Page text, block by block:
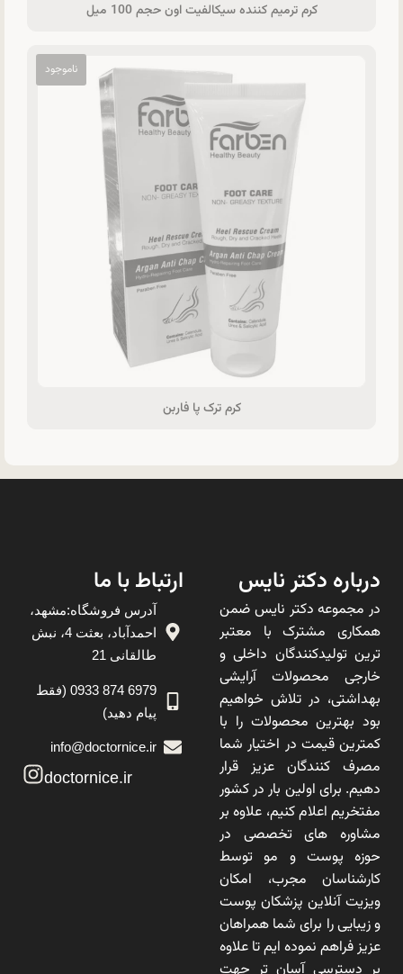
کرم ترمیم کننده سیکالفیت اون حجم 100 میل
کرم ترک پا فاربن
درباره دکتر نایس
در مجموعه دکتر نایس ضمن
همکاری مشترک با معتبر
ترین تولیدکنندگان داخلی و
خارجی محصولات آرایشی
بهداشتی، در تلاش خواهیم
بود بهترین محصولات را با
کمترین قیمت در اختیار شما
مصرف کنندگان عزیز قرار
دهیم. برای اولین بار در کشور
مفتخریم اعلام کنیم، علاوه بر
مشاوره های تخصصی در
حوزه پوست و مو توسط
کارشناسان مجرب، امکان
ویزیت آنلاین پزشکان پوست
و زیبایی را برای شما همراهان
عزیز فراهم نموده ایم تا علاوه
ارتباط با ما
آدرس فروشگاه:مشهد،
احمدآباد، بعثت 4، نبش
طالقانی 21
6979 874 0933 (فقط
پیام دهید)
info@doctornice.ir
doctornice.ir